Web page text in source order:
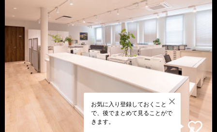
お気に入り登録しておくこと
で、後でまとめて見ることがで
きます。